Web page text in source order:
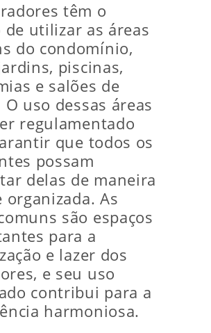
têm o
utilizar as áreas
do condomínio,
piscinas,
e salões de
uso dessas áreas
regulamentado
que todos os
possam
delas de maneira
organizada. As
são espaços
para a
e lazer dos
e seu uso
contribui para a
harmoniosa.